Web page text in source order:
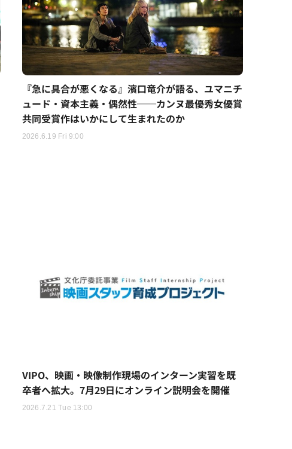
『急に具合が悪くなる』濱口竜介が語る、ユマニチ
ュード・資本主義・偶然性──カンヌ最優秀女優賞
共同受賞作はいかにして生まれたのか
2026.6.19 Fri 9:00
VIPO、映画・映像制作現場のインターン実習を既
卒者へ拡大。7月29日にオンライン説明会を開催
2026.7.21 Tue 13:00